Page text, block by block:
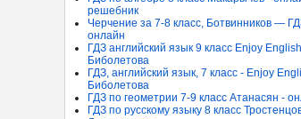
решебник
Черчение за 7-8 класс, Ботвинников —
онлайн
ГДЗ английский язык 9 класс Enjoy English
Биболетова
ГДЗ, английский язык, 7 класс - Enjoy
Биболетова
ГДЗ по геометрии 7-9 класс Атанасян -
ГДЗ по русскому языку 8 класс